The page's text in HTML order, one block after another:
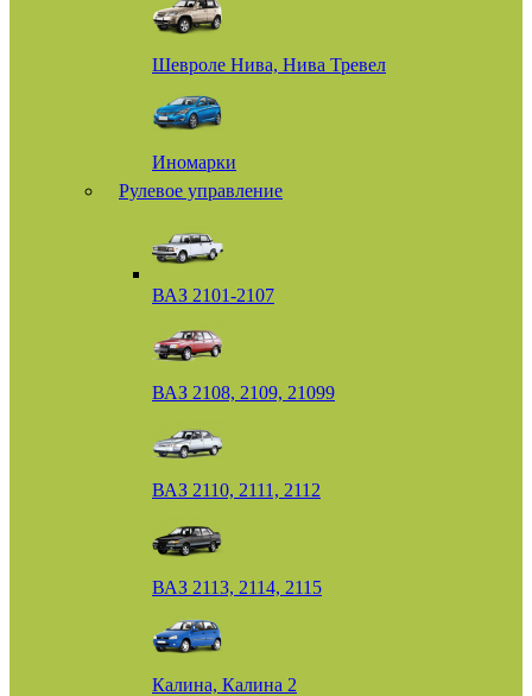
Шевроле Нива, Нива Тревел
Иномарки
Рулевое управление
ВАЗ 2101-2107
ВАЗ 2108, 2109, 21099
ВАЗ 2110, 2111, 2112
ВАЗ 2113, 2114, 2115
Калина, Калина 2